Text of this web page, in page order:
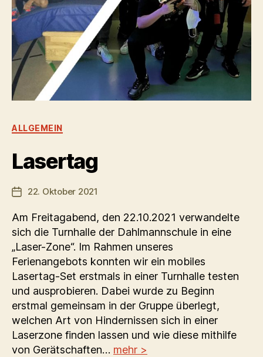
Kategorien
ALLGEMEIN
Lasertag
Veröffentlichungsdatum
22. Oktober 2021
Am Freitagabend, den 22.10.2021 verwandelte
sich die Turnhalle der Dahlmannschule in eine
„Laser-Zone“. Im Rahmen unseres
Ferienangebots konnten wir ein mobiles
Lasertag-Set erstmals in einer Turnhalle testen
und ausprobieren. Dabei wurde zu Beginn
erstmal gemeinsam in der Gruppe überlegt,
welchen Art von Hindernissen sich in einer
Laserzone finden lassen und wie diese mithilfe
von Gerätschaften… mehr >